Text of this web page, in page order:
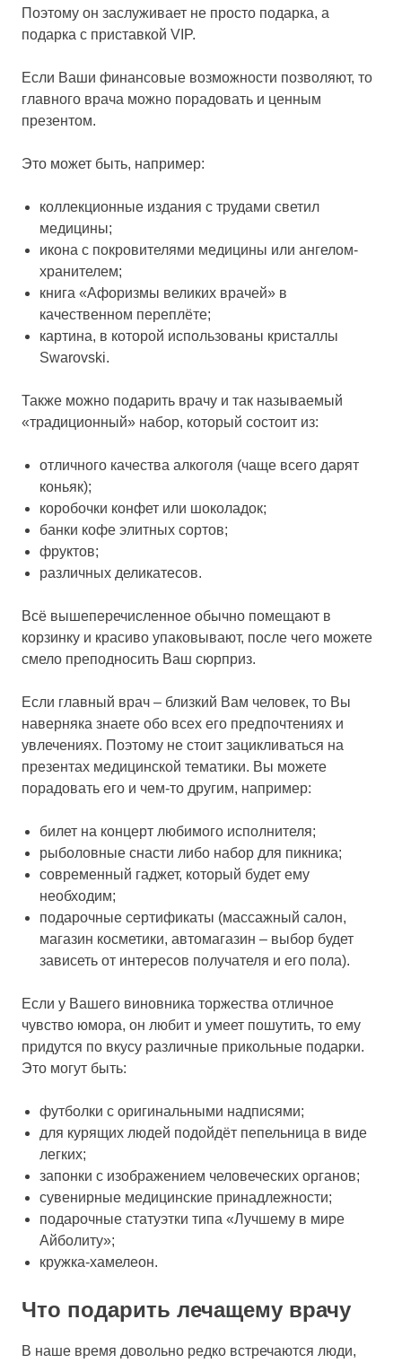
Поэтому он заслуживает не просто подарка, а
подарка с приставкой VIP.
Если Ваши финансовые возможности позволяют, то
главного врача можно порадовать и ценным
презентом.
Это может быть, например:
коллекционные издания с трудами светил
медицины;
икона с покровителями медицины или ангелом-
хранителем;
книга «Афоризмы великих врачей» в
качественном переплёте;
картина, в которой использованы кристаллы
Swarovski.
Также можно подарить врачу и так называемый
«традиционный» набор, который состоит из:
отличного качества алкоголя (чаще всего дарят
коньяк);
коробочки конфет или шоколадок;
банки кофе элитных сортов;
фруктов;
различных деликатесов.
Всё вышеперечисленное обычно помещают в
корзинку и красиво упаковывают, после чего можете
смело преподносить Ваш сюрприз.
Если главный врач – близкий Вам человек, то Вы
наверняка знаете обо всех его предпочтениях и
увлечениях. Поэтому не стоит зацикливаться на
презентах медицинской тематики. Вы можете
порадовать его и чем-то другим, например:
билет на концерт любимого исполнителя;
рыболовные снасти либо набор для пикника;
современный гаджет, который будет ему
необходим;
подарочные сертификаты (массажный салон,
магазин косметики, автомагазин – выбор будет
зависеть от интересов получателя и его пола).
Если у Вашего виновника торжества отличное
чувство юмора, он любит и умеет пошутить, то ему
придутся по вкусу различные прикольные подарки.
Это могут быть:
футболки с оригинальными надписями;
для курящих людей подойдёт пепельница в виде
легких;
запонки с изображением человеческих органов;
сувенирные медицинские принадлежности;
подарочные статуэтки типа «Лучшему в мире
Айболиту»;
кружка-хамелеон.
Что подарить лечащему врачу
В наше время довольно редко встречаются люди,